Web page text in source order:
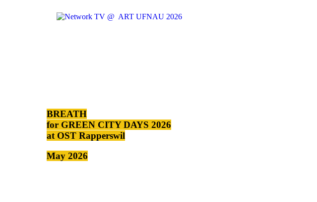
BREATH
for GREEN CITY DAYS 2026
at OST Rapperswil
May 2026